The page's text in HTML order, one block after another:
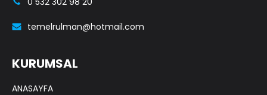
temelrulman@hotmail.com
KURUMSAL
ANASAYFA